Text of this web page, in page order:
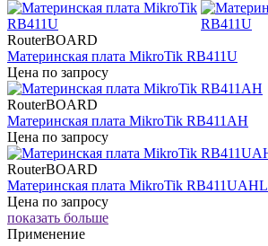
RouterBOARD
Материнская плата MikroTik RB411U
Цена по запросу
RouterBOARD
Материнская плата MikroTik RB411AH
Цена по запросу
RouterBOARD
Материнская плата MikroTik RB411UAHL
Цена по запросу
показать больше
Применение